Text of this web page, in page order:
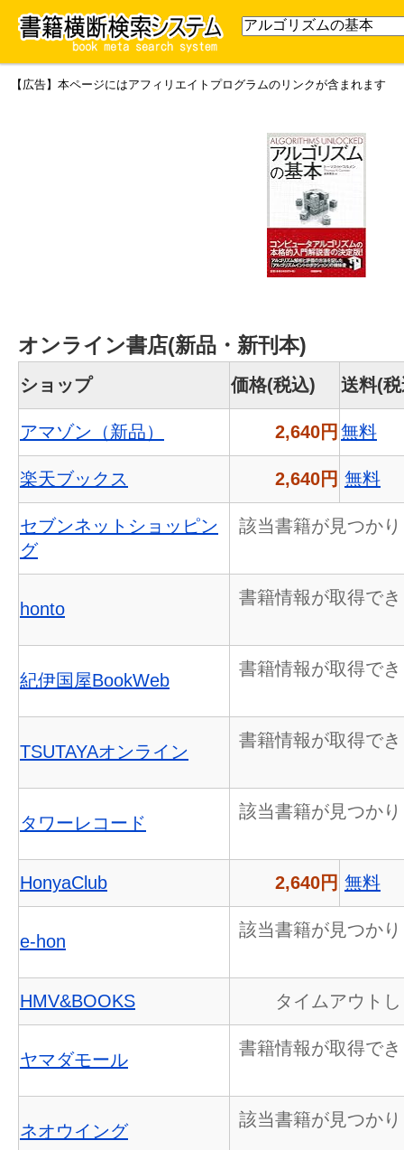
【広告】本ページにはアフィリエイトプログラムのリンクが含まれます
オンライン書店(新品・新刊本)
ショップ 価格(税込) 送料(
アマゾン（新品） 2,640円 無料
楽天ブックス 2,640円 無料
セブンネットショッピン
グ
該当書籍が見つか
honto
書籍情報が取得で
紀伊国屋BookWeb
書籍情報が取得で
TSUTAYAオンライン
書籍情報が取得で
タワーレコード
該当書籍が見つか
HonyaClub 2,640円 無料
e-hon
該当書籍が見つか
HMV&BOOKS タイムアウト
ヤマダモール
書籍情報が取得で
ネオウイング
該当書籍が見つか